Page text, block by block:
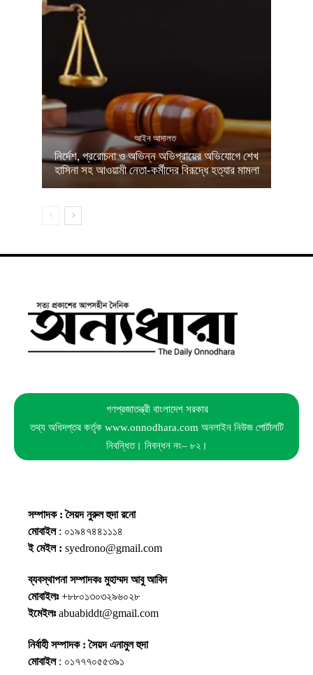
আইন আদালত
নির্দেশ, প্ররোচনা ও অভিন্ন অভিপ্রায়ের অভিযোগে শেখ
হাসিনা সহ আওয়ামী নেতা-কর্মীদের বিরূদ্ধে হত্যার মামলা
গণপ্রজাতন্ত্রী বাংলাদেশ সরকার
তথ্য অধিদপ্তর কর্তৃক www.onnodhara.com অনলাইন নিউজ পোর্টালটি
নিবন্ধিত। নিবন্ধন নং– ৮২।
সম্পাদক : সৈয়দ নুরুল হুদা রনো
মোবাইল: ০১৯৪৭৪৪১১১৪
ই মেইল : syedrono@gmail.com
ব্যবস্থাপনা সম্পাদকঃ মুহাম্মদ আবু আবিদ
মোবাইলঃ+৮৮০১৩০৩২৯৬০২৮
ইমেইলঃabuabiddt@gmail.com
নির্বাহী সম্পাদক : সৈয়দ এনামুল হুদা
মোবাইল: ০১৭৭৭০৫৫৩৯১